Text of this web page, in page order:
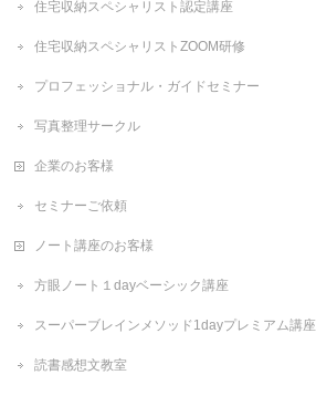
住宅収納スペシャリスト認定講座
住宅収納スペシャリストZOOM研修
プロフェッショナル・ガイドセミナー
写真整理サークル
企業のお客様
セミナーご依頼
ノート講座のお客様
方眼ノート１dayベーシック講座
スーパーブレインメソッド1dayプレミアム講座
読書感想文教室